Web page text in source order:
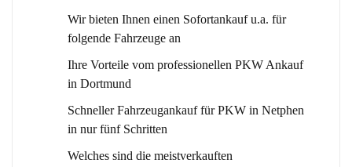
Wir bieten Ihnen einen Sofortankauf u.a. für
folgende Fahrzeuge an
Ihre Vorteile vom professionellen PKW Ankauf
in Dortmund
Schneller Fahrzeugankauf für PKW in Netphen
in nur fünf Schritten
Welches sind die meistverkauften